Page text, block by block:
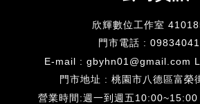
欣輝數位工作室
門市電話 :
E-mail : gbyhn01@gmail.com
門市地址 : 桃園市八德區富榮
營業時間:週一到週五10:00~15:00